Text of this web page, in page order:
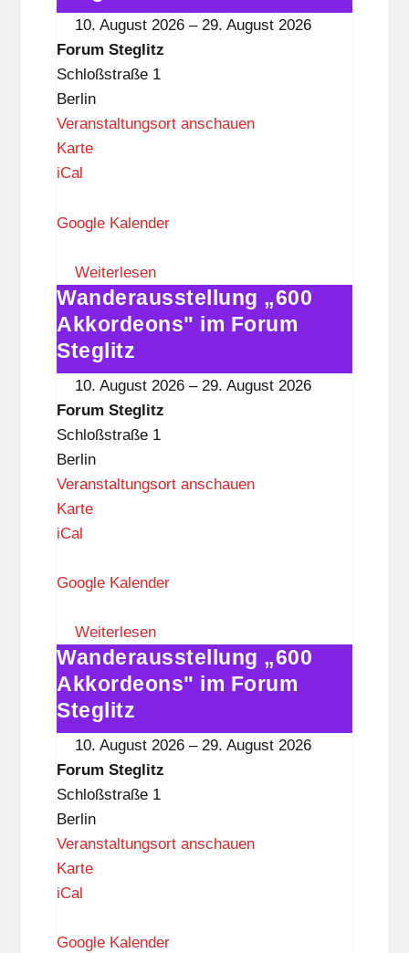
l
i
t
z
im
Forum
Steglitz
10. August 2026 –29. August 2026
Forum Steglitz
Schloßstraße 1
Berlin
Veranstaltungsort anschauen
KarteF
u
S
t
e
g
l
i
t
z
iCal
Google Kalender
Weiterlesen
Wanderausstellung
„600
Akkordeons"
im
Forum
Steglitz
Wanderausstellung „600
Akkordeons" im Forum
Steglitz
10. August 2026 –29. August 2026
Forum Steglitz
Schloßstraße 1
Berlin
Veranstaltungsort anschauen
KarteF
u
S
t
e
g
l
i
t
z
iCal
Google Kalender
Weiterlesen
Wanderausstellung
„600
Akkordeons"
im
Forum
Steglitz
Wanderausstellung „600
Akkordeons" im Forum
Steglitz
10. August 2026 –29. August 2026
Forum Steglitz
Schloßstraße 1
Berlin
Veranstaltungsort anschauen
KarteF
u
iCal
Google Kalender